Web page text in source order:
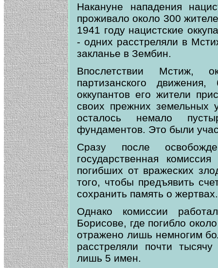
Накануне нападения
проживало около 300
1941 году нацистские
- одних расстреляли в
закланье в Зембин.
Впослетствии Мстиж,
партизанского
оккупантов его жители
своих прежних земельных
осталось немало
фундаментов. Это были
Сразу после
государственная
погибших от вражеских
того, чтобы предъявить
сохранить память о жертвах.
Однако комиссии
Борисове, где погибло
отражено лишь немногим
расстреляли почти
лишь 5 имен.